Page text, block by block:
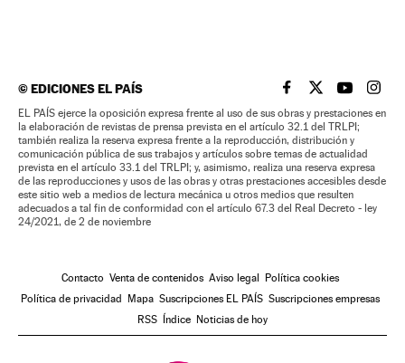
©EDICIONES EL PAÍS EL PAÍS BRASIL EN
EL PAÍSEL PAÍS
EL
EL PAÍS ejerce la oposición expresa frente al uso de sus obras y prestaciones en
la elaboración de revistas de prensa prevista en el artículo 32.1 del TRLPI;
también realiza la reserva expresa frente a la reproducción, distribución y
comunicación pública de sus trabajos y artículos sobre temas de actualidad
prevista en el artículo 33.1 del TRLPI; y, asimismo, realiza una reserva expresa
de las reproducciones y usos de las obras y otras prestaciones accesibles desde
este sitio web a medios de lectura mecánica u otros medios que resulten
adecuados a tal fin de conformidad con el artículo 67.3 del Real Decreto - ley
24/2021, de 2 de noviembre
Contacto Venta de contenidos Aviso legal
Política cookies
Política de privacidad
Mapa Suscripciones EL PAÍS Suscripciones empresas
RSS
Índice Noticias de hoy